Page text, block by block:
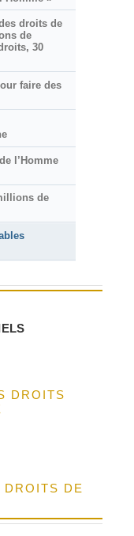
droits de
de
30
faire des
l’Homme
de
DROITS
DE